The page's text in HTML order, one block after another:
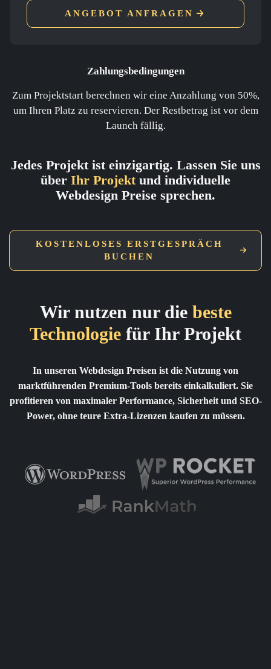
ANGEBOT ANFRAGEN
Zahlungsbedingungen
Zum Projektstart berechnen wir eine Anzahlung von 50%,
um Ihren Platz zu reservieren. Der Restbetrag ist vor dem
Launch fällig.
Jedes Projekt ist einzigartig. Lassen Sie uns
über Ihr Projektund individuelle
Webdesign Preise sprechen.
KOSTENLOSES ERSTGESPRÄCH
BUCHEN
Wir nutzen nur die beste
Technologie für Ihr Projekt
In unseren Webdesign Preisen ist die Nutzung von
marktführenden Premium-Tools bereits einkalkuliert. Sie
profitieren von maximaler Performance, Sicherheit und SEO-
Power, ohne teure Extra-Lizenzen kaufen zu müssen.